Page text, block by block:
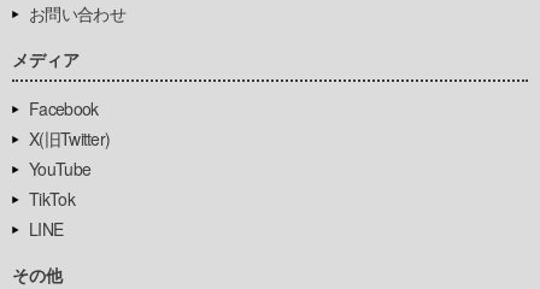
お問い合わせ
メディア
Facebook
X(旧Twitter)
YouTube
TikTok
LINE
その他